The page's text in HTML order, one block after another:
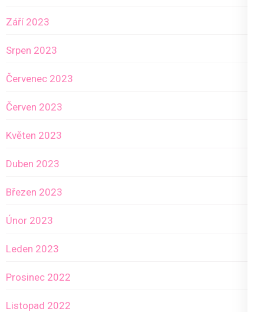
Září 2023
Srpen 2023
Červenec 2023
Červen 2023
Květen 2023
Duben 2023
Březen 2023
Únor 2023
Leden 2023
Prosinec 2022
Listopad 2022